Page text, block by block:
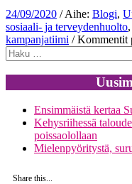
24/09/2020 / Aihe: Blogi,
sosiaali- ja terveydenhuolto,
kampanjatiimi /Kommentit
Haku:
Ensimmäistä kertaa
Kehysriihessä
poissaolollaan
Mielenpyöritystä,
Share this...